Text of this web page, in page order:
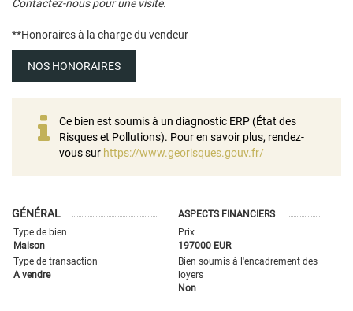
Contactez-nous pour une visite.
**Honoraires à la charge du vendeur
NOS HONORAIRES
Ce bien est soumis à un diagnostic ERP (État des
Risques et Pollutions). Pour en savoir plus, rendez-
vous sur https://www.georisques.gouv.fr/
GÉNÉRAL
Type de bien
Maison
Type de transaction
A vendre
ASPECTS FINANCIERS
Prix
197000 EUR
Bien soumis à l'encadrement des
loyers
Non